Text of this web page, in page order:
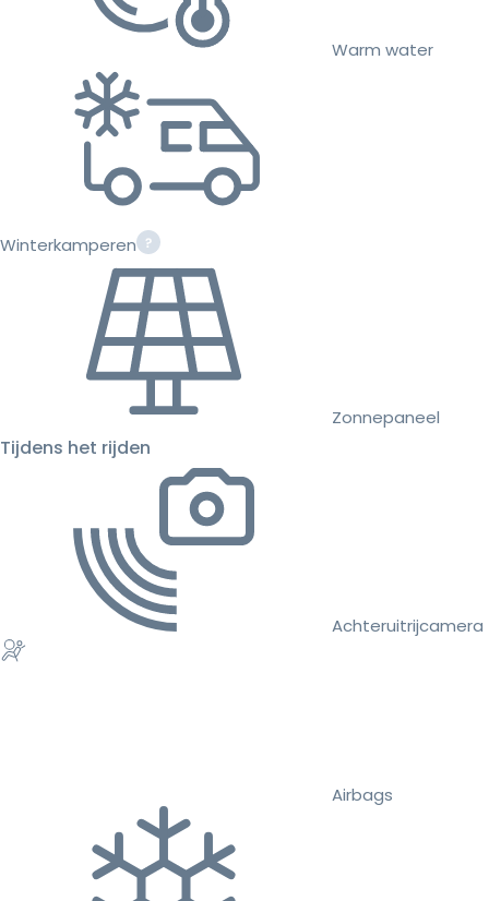
Warm water
Winterkamperen
Zonnepaneel
Tijdens het rijden
Achteruitrijcamera
Airbags